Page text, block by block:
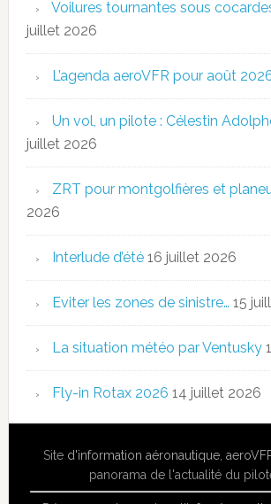
Voilures tournantes sous
juillet 2026
L’agenda aeroVFR pour août
Un vol, un pilote : Célestin
juillet 2026
ZRT pour montgolfières et
2026
Interlude d’été 16 juillet 2026
Eviter les zones de sinistre… 15
La situation météo par Ventusky
Fly-in Rotax 2026 14 juillet 2026
Site d'information aéronautique ,
panorama de l'actualité du